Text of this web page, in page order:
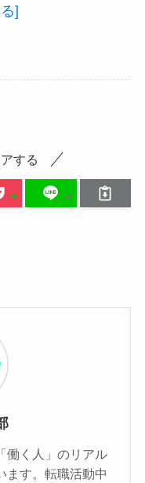
]
する
働く人」のリアル
ます。転職活動中